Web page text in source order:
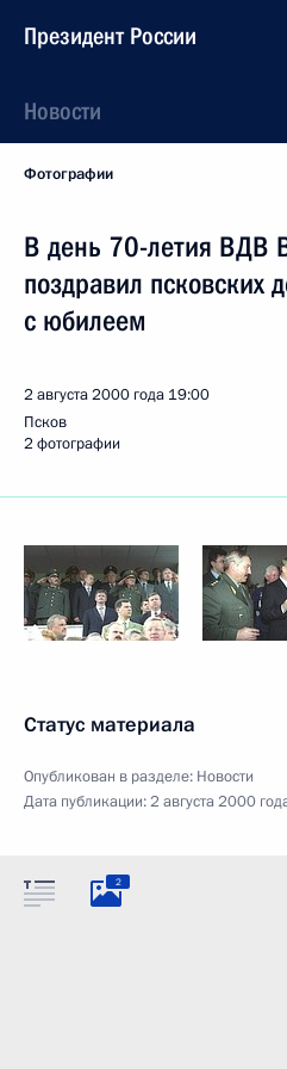
Президент России
Новости
Фотографии
В день 70-летия ВДВ
поздравил псковских
с юбилеем
2 августа 2000 года 19:00
Псков
2 фотографии
Статус материала
Опубликован в разделе: Новости
Дата публикации:2 августа 2000
2